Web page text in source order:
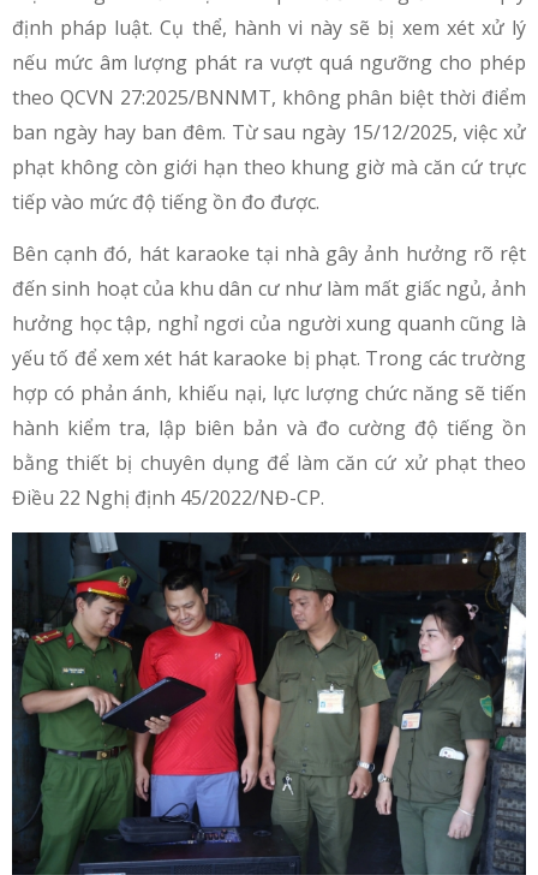
định pháp luật. Cụ thể, hành vi này sẽ bị xem xét xử lý
nếu mức âm lượng phát ra vượt quá ngưỡng cho phép
theo QCVN 27:2025/BNNMT, không phân biệt thời điểm
ban ngày hay ban đêm. Từ sau ngày 15/12/2025, việc xử
phạt không còn giới hạn theo khung giờ mà căn cứ trực
tiếp vào mức độ tiếng ồn đo được.
Bên cạnh đó, hát karaoke tại nhà gây ảnh hưởng rõ rệt
đến sinh hoạt của khu dân cư như làm mất giấc ngủ, ảnh
hưởng học tập, nghỉ ngơi của người xung quanh cũng là
yếu tố để xem xét hát karaoke bị phạt. Trong các trường
hợp có phản ánh, khiếu nại, lực lượng chức năng sẽ tiến
hành kiểm tra, lập biên bản và đo cường độ tiếng ồn
bằng thiết bị chuyên dụng để làm căn cứ xử phạt theo
Điều 22 Nghị định 45/2022/NĐ-CP.